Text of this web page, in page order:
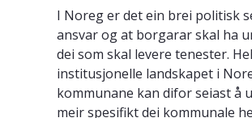
I Noreg er det ein brei politisk
ansvar og at borgarar skal ha
dei som skal levere tenester.
institusjonelle landskapet i
kommunane kan difor seiast å
meir spesifikt dei kommunale